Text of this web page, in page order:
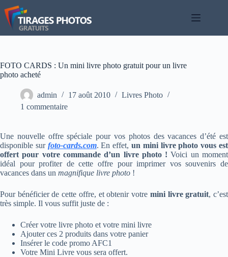
Passer
au
contenu
FOTO CARDS : Un mini livre photo gratuit pour un livre
photo acheté
admin 17 août 2010
Livres Photo
1 commentaire
Une nouvelle offre spéciale pour vos photos des vacances d’été est
disponible sur foto-cards.com. En effet,un mini livre photo vous est
offert pour votre commande d’un livre photo ! Voici un moment
idéal pour profiter de cette offre pour imprimer vos souvenirs de
vacances dans un magnifique livre photo !
Pour bénéficier de cette offre, et obtenir votre mini livre gratuit, c’est
très simple. Il vous suffit juste de :
Créer votre livre photo et votre mini livre
Ajouter ces 2 produits dans votre panier
Insérer le code promo AFC1
Votre Mini Livre vous sera offert.